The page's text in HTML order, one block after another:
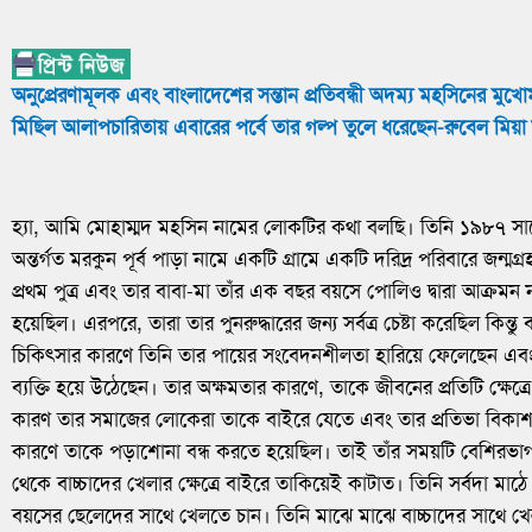
অনুপ্রেরণামূলক এবং বাংলাদেশের সন্তান প্রতিবন্ধী অদম্য মহসিনের
মিছিল আলাপচারিতায় এবারের পর্বে তার গল্প তুলে ধরেছেন-রুবেল মিয়া
হ্যা, আমি মোহাম্মদ মহসিন নামের লোকটির কথা বলছি। তিনি ১৯৮৭
অন্তর্গত মরকুন পূর্ব পাড়া নামে একটি গ্রামে একটি দরিদ্র পরিবারে
প্রথম পুত্র এবং তার বাবা-মা তাঁর এক বছর বয়সে পোলিও দ্বারা আক্রমন
হয়েছিল। এরপরে, তারা তার পুনরুদ্ধারের জন্য সর্বত্র চেষ্টা করেছিল
চিকিত্সার কারণে তিনি তার পায়ের সংবেদনশীলতা হারিয়ে ফেলেছেন
ব্যক্তি হয়ে উঠেছেন। তার অক্ষমতার কারণে, তাকে জীবনের প্রতিটি
কারণ তার সমাজের লোকেরা তাকে বাইরে যেতে এবং তার প্রতিভা
কারণে তাকে পড়াশোনা বন্ধ করতে হয়েছিল। তাই তাঁর সময়টি
থেকে বাচ্চাদের খেলার ক্ষেত্রে বাইরে তাকিয়েই কাটাত। তিনি সর্বদা
বয়সের ছেলেদের সাথে খেলতে চান। তিনি মাঝে মাঝে বাচ্চাদের সাথে